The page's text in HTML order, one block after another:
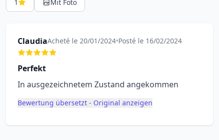
1
Mit Foto
ClaudiaAcheté le 20/01/2024•Posté le 16/02/2024
Perfekt
In ausgezeichnetem Zustand angekommen
Bewertung übersetzt - Original anzeigen